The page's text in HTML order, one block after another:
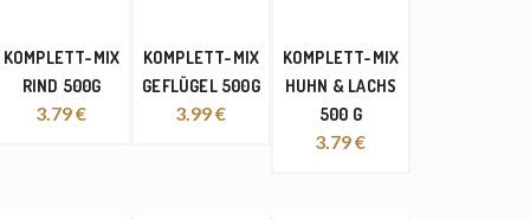
KOMPLETT-MIX
RIND 500G
3.79€
KOMPLETT-MIX
GEFLÜGEL 500G
3.99€
KOMPLETT-MIX
HUHN & LACHS
500 G
3.79€